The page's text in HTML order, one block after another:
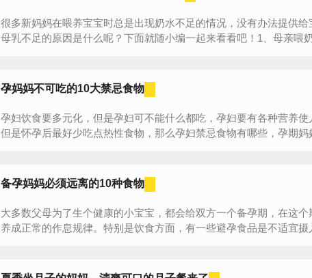
很多新妈妈在喂养宝宝时总是出现奶水不足的情况，没有办法提供
母乳不足的原因是什么呢？下面就随小编一起来看看吧！1、母亲喂
孕妈妈不可吃的10大禁忌食物
孕妇饮食要多元化，但是孕妇可不能什么都吃，孕妇要有各种营养使
但是怀孕后最好少吃点热性食物，那么孕妇禁忌食物有哪些，孕期
备孕妈妈必须远离的10种食物
大多数父母为了生个健康的小宝宝，都会给双方一个备孕期，在这个
养成正常的作息规律。特别是饮食方面，有一些避孕食品是不适宜